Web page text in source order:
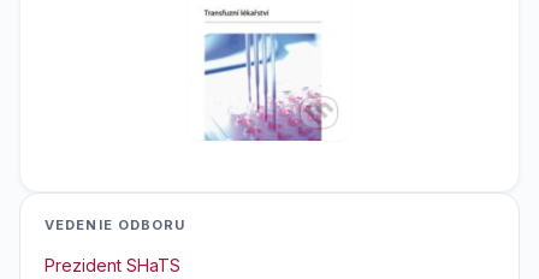
VEDENIE ODBORU
Prezident SHaTS